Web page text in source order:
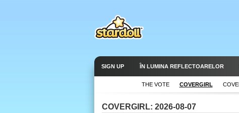
SIGN UP ÎN LUMINA REFLECTOARELOR
THE VOTE COVERGIRL
COVERGIRL: 2026-08-07